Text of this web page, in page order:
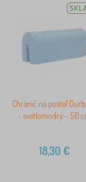
Chránič na posteľ
- svetlomodrý - 50
18,30 €